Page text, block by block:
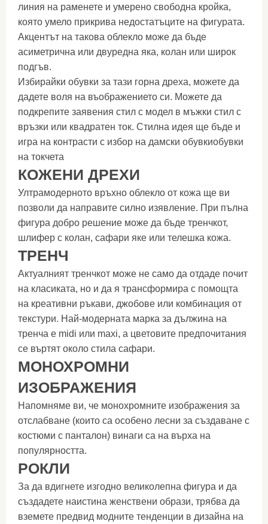
линия на раменете и умерено свободна кройка,
която умело прикрива недостатъците на фигурата.
Акцентът на такова облекло може да бъде
асиметрична или двуредна яка, колан или широк
подгъв.
Избирайки обувки за тази горна дреха, можете да
дадете воля на въображението си. Можете да
подкрепите заявения стил с модел в мъжки стил с
връзки или квадратен ток. Стилна идея ще бъде и
игра на контрасти с избор на дамски обувкиобувки
на токчета
КОЖЕНИ ДРЕХИ
Ултрамодерното връхно облекло от кожа ще ви
позволи да направите силно изявление. При пълна
фигура добро решение може да бъде тренчкот,
шлифер с колан, сафари яке или телешка кожа.
ТРЕНЧ
Актуалният тренчкот може не само да отдаде почит
на класиката, но и да я трансформира с помощта
на креативни ръкави, джобове или комбинация от
текстури. Най-модерната марка за дължина на
тренча е midi или maxi, а цветовите предпочитания
се въртят около стила сафари.
МОНОХРОМНИ
ИЗОБРАЖЕНИЯ
Напомняме ви, че монохромните изображения за
отслабване (които са особено лесни за създаване с
костюми с панталон) винаги са на върха на
популярността.
РОКЛИ
За да вдигнете изгодно великолепна фигура и да
създадете наистина женствени образи, трябва да
вземете предвид модните тенденции в дизайна на